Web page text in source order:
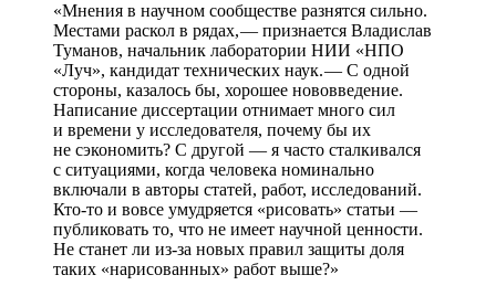
«Мнения в научном сообществе разнятся сильно.
Местами раскол в рядах, — ​признается Владислав
Туманов, начальник лаборатории НИИ «НПО
«Луч», кандидат технических наук. — ​С одной
стороны, казалось бы, хорошее нововведение.
Написание диссертации отнимает много сил
и времени у исследователя, почему бы их
не сэкономить? С другой — ​я часто сталкивался
с ситуациями, когда человека номинально
включали в авторы статей, работ, исследований.
Кто-то и вовсе умудряется «рисовать» статьи — ​
публиковать то, что не имеет научной ценности.
Не станет ли из-за новых правил защиты доля
таких «нарисованных» работ выше?»